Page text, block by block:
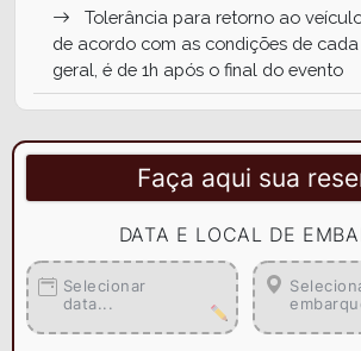
Tolerância para retorno ao
de acordo com as condições de cada
geral, é de 1h após o final do evento
Incluso monitoria e água a bordo
Faça aqui sua
DATA E LOCAL DE
Selecionar
data...